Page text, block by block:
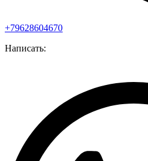
+79628604670
Написать: